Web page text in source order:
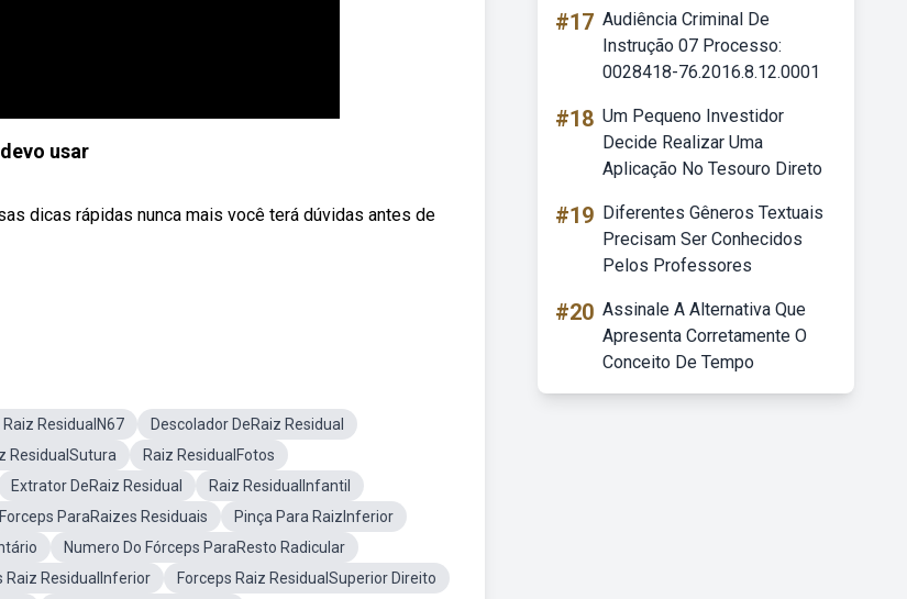
usar
dicas rápidas nunca mais você terá dúvidas antes de
Raiz ResidualN67
Descolador DeRaiz Residual
ResidualSutura
Raiz ResidualFotos
Extrator DeRaiz Residual
Raiz ResidualInfantil
Forceps ParaRaizes Residuais
Pinça Para RaizInferior
Numero Do Fórceps ParaResto Radicular
Raiz ResidualInferior
Forceps Raiz ResidualSuperior Direito
#17 Audiência Criminal De
Instrução 07 Processo:
0028418-76.2016.8.12.0001
#18 Um Pequeno Investidor
Decide Realizar Uma
Aplicação No Tesouro Direto
#19 Diferentes Gêneros Textuais
Precisam Ser Conhecidos
Pelos Professores
#20 Assinale A Alternativa Que
Apresenta Corretamente O
Conceito De Tempo